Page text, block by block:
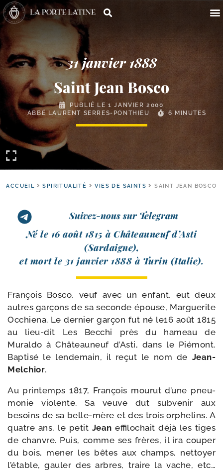
31 janvier 1888
Saint Jean Bosco
PUBLIÉ LE1 JANVIER 2000
ABBÉ LAURENT SERRES-PONTHIEU
6 MINUTES
ACCUEIL SPIRITUALITÉ VIES DE SAINTS SAINT JEAN BOSCO
Suivez-nous sur Telegram
Né le 16 août 1815 à Châteauneuf d’Asti
(Sardaigne),
et mort le 31 jan­vier 1888 à Turin (Italie).
François Bosco, veuf avec un enfant, eut deux
autres gar­çons de sa seconde épouse, Marguerite
Occhiena. Le der­nier gar­çon fut né le16 août 1815
au lieu-​dit Les Becchi près du hameau de
Muraldo à Châteauneuf d’Asti, dans le Piémont.
Baptisé le len­de­main, il reçut le nom de Jean-​
Melchior.
Au prin­temps 1817, François mou­rut d’une pneu­
mo­nie vio­lente. Sa veuve dut sub­ve­nir aux
besoins de sa belle-​mère et des trois orphe­lins. A
quatre ans, le petit Jean effi­lo­chait déjà les tiges
de chanvre. Puis, comme ses frères, il ira cou­per
du bois, mener les bêtes aux champs, net­toyer
l’étable, gau­ler des arbres, traire la vache, etc…